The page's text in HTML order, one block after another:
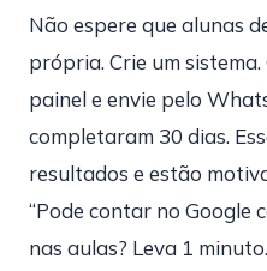
Não espere que alunas
própria. Crie um
painel e envie pelo
completaram 30 dias.
resultados e estão
“Pode contar no Google
nas aulas? Leva 1